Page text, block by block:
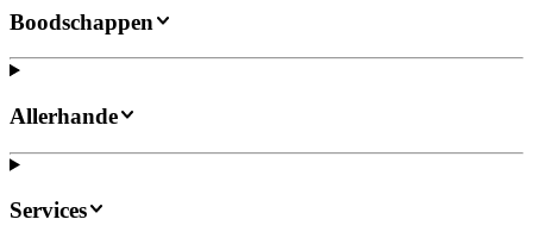
Boodschappen
Allerhande
Services